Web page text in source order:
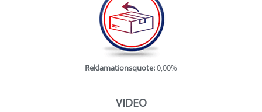
Reklamationsquote:0,00%
VIDEO